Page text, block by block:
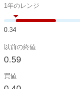
1年のレンジ
0.34
以前の終値
0.59
買値